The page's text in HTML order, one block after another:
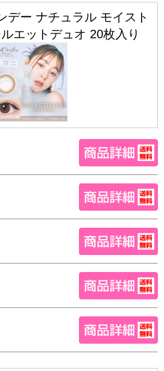
デー ナチュラル モイスト
エットデュオ 20枚入り